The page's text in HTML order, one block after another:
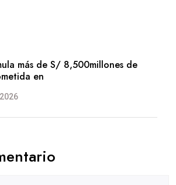
más de S/ 8,500millones de
en